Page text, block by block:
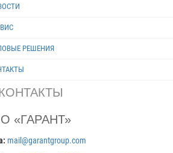
РЕШЕНИЯ
«ГАРАНТ»
mail@garantgroup.com